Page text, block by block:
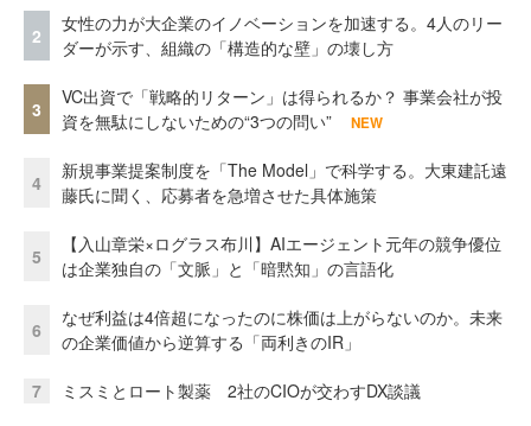
2
女性の力が大企業のイノベーションを加速する。4人のリー
ダーが示す、組織の「構造的な壁」の壊し方
3
VC出資で「戦略的リターン」は得られるか？ 事業会社が投
資を無駄にしないための“3つの問い”
NEW
4
新規事業提案制度を「The Model」で科学する。大東建託遠
藤氏に聞く、応募者を急増させた具体施策
5
【入山章栄×ログラス布川】AIエージェント元年の競争優位
は企業独自の「文脈」と「暗黙知」の言語化
6
なぜ利益は4倍超になったのに株価は上がらないのか。未来
の企業価値から逆算する「両利きのIR」
7 ミスミとロート製薬 2社のCIOが交わすDX談議